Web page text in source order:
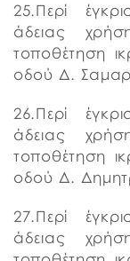
25.Περί
άδειας
τοποθέτηση
οδού Δ.
26.Περί
άδειας
τοποθέτηση
οδού Δ.
27.Περί
άδειας